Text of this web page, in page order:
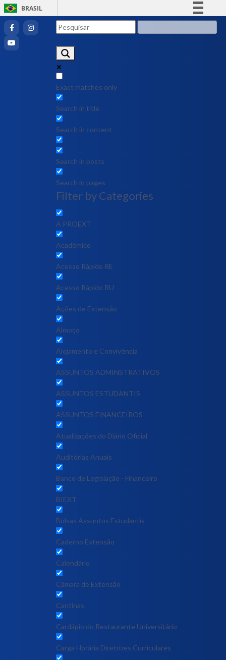
BRASIL
Exact matches only
Search in title
Search in content
Search in posts
Search in pages
Filter by Categories
A PROEXT
Acadêmico
Acesso Rápido RE
Acesso Rápido RU
Ações de Extensão
Almoço
Alojamento e Convivência
ASSUNTOS ADMINSTRATIVOS
ASSUNTOS ESTUDANTIS
ASSUNTOS FINANCEIROS
Atualizações do Diário Oficial
Auditórias Anuais
Banco de Legislação - Financeiro
BIEXT
Bolsas Assuntos Estudantis
Caderno Extensão
Calendário
Câmara de Extensão
Cantinas
Cardápio do Restaurante Universitário
Carga Horária Diretrizes Curriculares